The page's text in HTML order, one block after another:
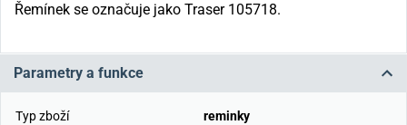
Řemínek se označuje jako Traser 105718.
Parametry a funkce
Typ zboží
reminky